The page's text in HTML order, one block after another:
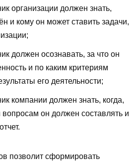
организации должен знать,
и кому он может ставить задачи,
должен осознавать, за что он
и по каким критериям
его деятельности;
компании должен знать, когда,
вопросам он должен составлять и
позволит сформировать